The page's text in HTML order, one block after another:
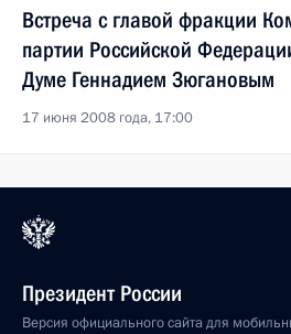
Встреча с главой фракции
партии Российской
Думе Геннадием Зюгановым
17 июня 2008 года, 17:00
Президент России
Версия официального сайта для